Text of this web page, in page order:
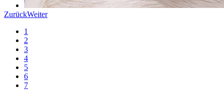
ZurückWeiter
1
2
3
4
5
6
7